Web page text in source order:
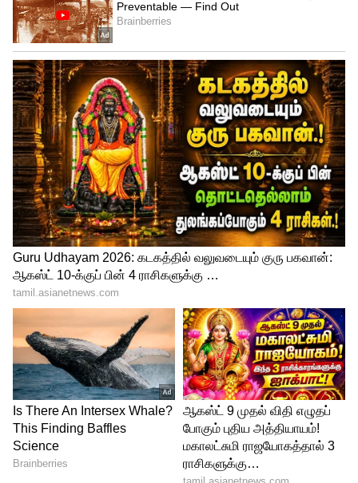
உள்ளதாக குறிப்பிட்டு அதன் ஷூட்டிங்
ஸ்பாட் புகைப்படங்களை படக்குழு
வெளியிட்டுள்ளது.
4
4